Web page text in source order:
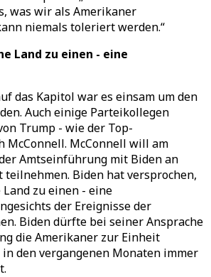
was wir als Amerikaner
niemals toleriert werden.“
Land zu einen - eine
das Kapitol war es einsam um den
Auch einige Parteikollegen
Trump - wie der Top-
McConnell. McConnell will am
Amtseinführung mit Biden an
teilnehmen. Biden hat versprochen,
zu einen - eine
der Ereignisse der
Biden dürfte bei seiner Ansprache
die Amerikaner zur Einheit
den vergangenen Monaten immer